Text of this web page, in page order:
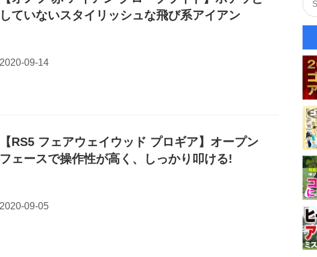
していないスタイリッシュな飛び系アイアン
【RS5 フェアウェイウッド プロギア】オープン
フェースで操作性が高く、しっかり叩ける!